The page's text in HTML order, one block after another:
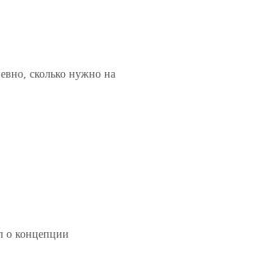
сколько нужно на
о концепции